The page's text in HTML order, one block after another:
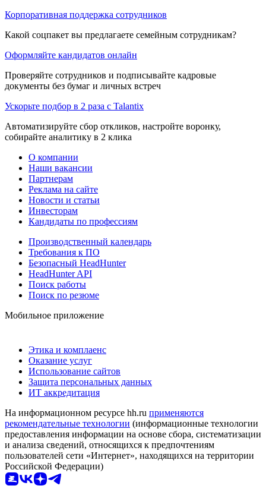
Корпоративная поддержка сотрудников
Какой соцпакет вы предлагаете семейным сотрудникам?
Оформляйте кандидатов онлайн
Проверяйте сотрудников и подписывайте кадровые
документы без бумаг и личных встреч
Ускорьте подбор в 2 раза с Talantix
Автоматизируйте сбор откликов, настройте воронку,
собирайте аналитику в 2 клика
О компании
Наши вакансии
Партнерам
Реклама на сайте
Новости и статьи
Инвесторам
Кандидаты по профессиям
Производственный календарь
Требования к ПО
Безопасный HeadHunter
HeadHunter API
Поиск работы
Поиск по резюме
Мобильное приложение
Этика и комплаенс
Оказание услуг
Использование сайтов
Защита персональных данных
ИТ аккредитация
На информационном ресурсе hh.ru применяются
рекомендательные технологии (информационные технологии
предоставления информации на основе сбора, систематизации
и анализа сведений, относящихся к предпочтениям
пользователей сети «Интернет», находящихся на территории
Российской Федерации)